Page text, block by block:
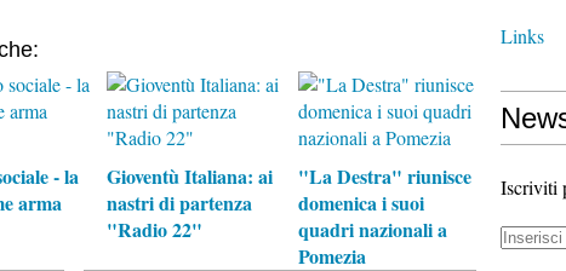
- la
arma
Gioventù Italiana: ai
nastri di partenza
"Radio 22"
"La Destra" riunisce
domenica i suoi
quadri nazionali a
Pomezia
Links
Iscriviti